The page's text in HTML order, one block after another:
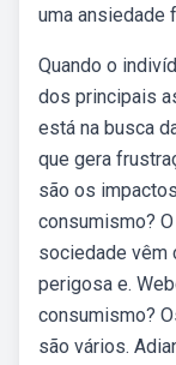
uma ansiedade
Quando o
dos principais
está na busca
que gera
são os
consumismo?
sociedade vêm
perigosa e.
consumismo?
são vários.